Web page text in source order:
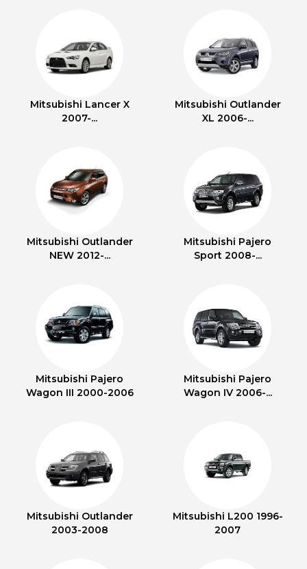
Mitsubishi Lancer X
2007-...
Mitsubishi Outlander
XL 2006-...
Mitsubishi Outlander
NEW 2012-...
Mitsubishi Pajero
Sport 2008-...
Mitsubishi Pajero
Wagon III 2000-2006
Mitsubishi Pajero
Wagon IV 2006-...
Mitsubishi Outlander
2003-2008
Mitsubishi L200 1996-
2007